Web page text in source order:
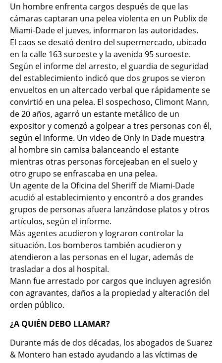
Un hombre enfrenta cargos después de que las
cámaras captaran una pelea violenta en un Publix de
Miami-Dade el jueves, informaron las autoridades.
El caos se desató dentro del supermercado, ubicado
en la calle 163 suroeste y la avenida 95 suroeste.
Según el informe del arresto, el guardia de seguridad
del establecimiento indicó que dos grupos se vieron
envueltos en un altercado verbal que rápidamente se
convirtió en una pelea. El sospechoso, Climont Mann,
de 20 años, agarró un estante metálico de un
expositor y comenzó a golpear a tres personas con él,
según el informe. Un video de Only in Dade muestra
al hombre sin camisa balanceando el estante
mientras otras personas forcejeaban en el suelo y
otro grupo se enfrascaba en una pelea.
Un agente de la Oficina del Sheriff de Miami-Dade
acudió al establecimiento y encontró a dos grandes
grupos de personas afuera lanzándose platos y otros
artículos, según el informe.
Más agentes acudieron y lograron controlar la
situación. Los bomberos también acudieron y
atendieron a las personas en el lugar, además de
trasladar a dos al hospital.
Mann fue arrestado por cargos que incluyen agresión
con agravantes, daños a la propiedad y alteración del
orden público.
¿A QUIÉN DEBO LLAMAR?
Durante más de dos décadas, los abogados de Suarez
& Montero han estado ayudando a las víctimas de